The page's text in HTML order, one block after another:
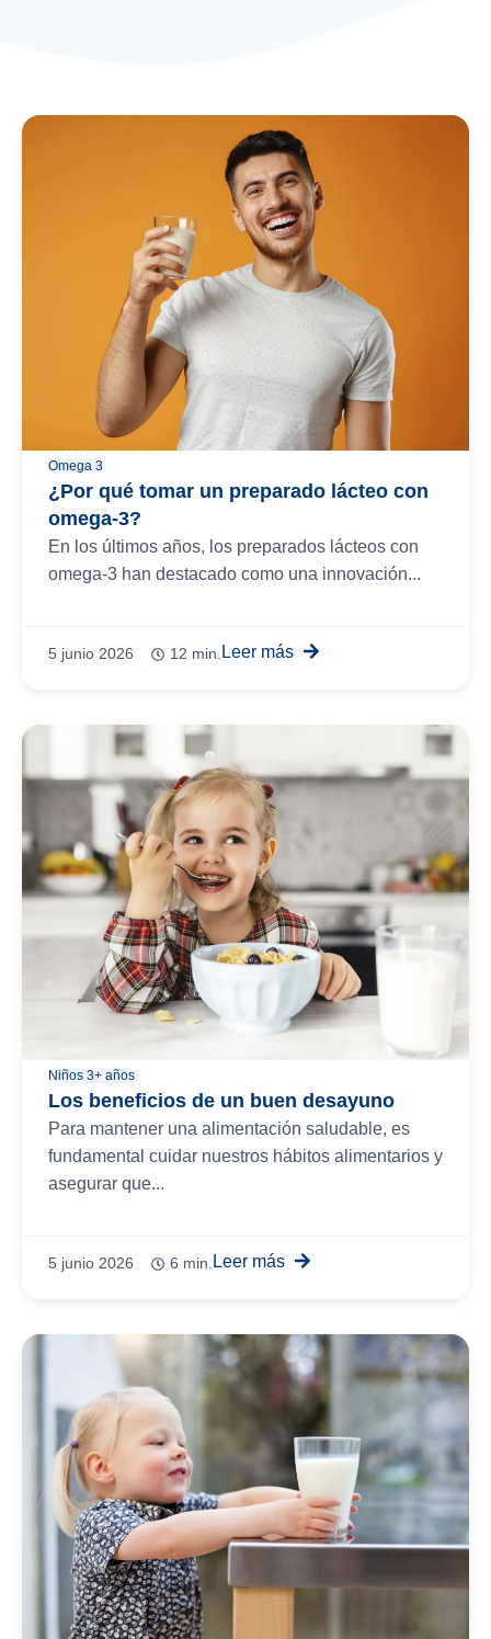
Omega 3
¿Por qué tomar un preparado lácteo con
omega-3?
En los últimos años, los preparados lácteos con
omega-3 han destacado como una innovación...
5 junio 2026 12 min. Leer más
Niños 3+ años
Los beneficios de un buen desayuno
Para mantener una alimentación saludable, es
fundamental cuidar nuestros hábitos alimentarios y
asegurar que...
5 junio 2026 6 min. Leer más